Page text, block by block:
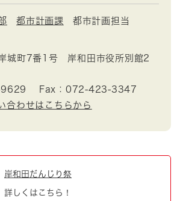
都市計画課 都市計画担当
城町7番1号 岸和田市役所別館2
Fax：072-423-3347
合わせはこちらから
岸和田だんじり祭
詳しくはこちら！